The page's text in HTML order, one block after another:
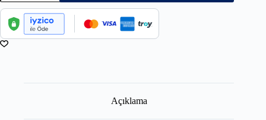
Açıklama